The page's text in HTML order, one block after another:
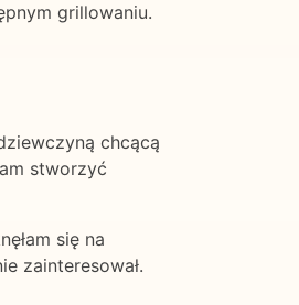
grillowaniu.
chcącą
stworzyć
się na
zainteresował.